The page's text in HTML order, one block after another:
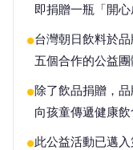
即捐贈一瓶「開心
●台灣朝日飲料於
五個合作的公益團
●除了飲品捐贈，
向孩童傳遞健康飲
●此公益活動已邁